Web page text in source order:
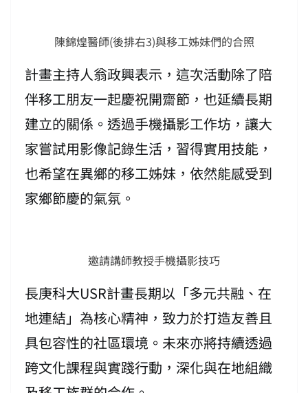
陳錦煌醫師(後排右3)與移工姊妹們的合照
計畫主持人翁政興表示，這次活動除了陪
伴移工朋友一起慶祝開齋節，也延續長期
建立的關係。透過手機攝影工作坊，讓大
家嘗試用影像記錄生活，習得實用技能，
也希望在異鄉的移工姊妹，依然能感受到
家鄉節慶的氣氛。
邀請講師教授手機攝影技巧
長庚科大USR計畫長期以「多元共融、在
地連結」為核心精神，致力於打造友善且
具包容性的社區環境。未來亦將持續透過
跨文化課程與實踐行動，深化與在地組織